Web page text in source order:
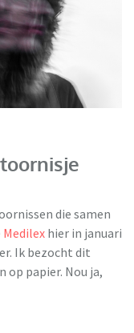
die samen
Medilex hier in januari
Ik bezocht dit
op papier. Nou ja,